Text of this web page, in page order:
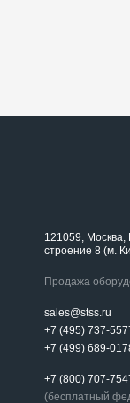
121059, Москва,
строение 8 (м.
Продажа
sales@stss.ru
+7 (495) 737-
+7 (499) 689-
+7 (800) 707-
(бесплатный